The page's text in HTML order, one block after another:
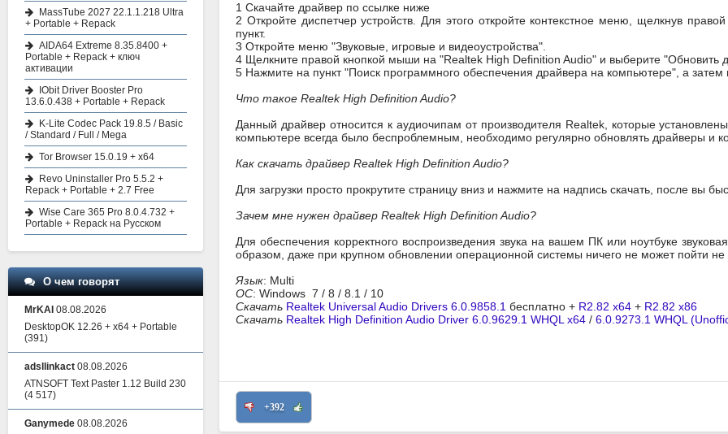
1 Скачайте драйвер по ссылке ниже
2 Откройте диспетчер устройств. Для этого откройте контекстное меню, щелкнув
пункт.
3 Откройте меню "Звуковые, игровые и видеоустройства".
4 Щелкните правой кнопкой мыши на "Realtek High Definition Audio" и выберите "Обновить
5 Нажмите на пункт "Поиск программного обеспечения драйвера на компьютере", а затем
Что такое Realtek High Definition Audio?
Данный драйвер относится к аудиочипам от производителя Realtek, которые
компьютере всегда было беспроблемным, необходимо регулярно обновлять драйверы и
Как скачать драйвер Realtek High Definition Audio?
Для загрузки просто прокрутите страницу вниз и нажмите на надпись скачать, после вы
Зачем мне нужен драйвер Realtek High Definition Audio?
Для обеспечения корректного воспроизведения звука на вашем ПК или ноутбуке
образом, даже при крупном обновлении операционной системы ничего не может пойти не
Язык: Multi
ОС: Windows 7 / 8 / 8.1 / 10
Скачать Realtek Universal Audio Drivers 6.0.9858.1 бесплатно + R2.82 x64 + R2.82 x86
Скачать Realtek High Definition Audio Driver 6.0.9629.1 WHQL x64 / 6.0.9273.1 WHQL
+392
MassTube 2027 22.1.1.218 Ultra
+ Portable + Repack
AIDA64 Extreme 8.35.8400 +
Portable + Repack + ключ
активации
IObit Driver Booster Pro
13.6.0.438 + Portable + Repack
K-Lite Codec Pack 19.8.5 / Basic
/ Standard / Full / Mega
Tor Browser 15.0.19 + x64
Revo Uninstaller Pro 5.5.2 +
Repack + Portable + 2.7 Free
Wise Care 365 Pro 8.0.4.732 +
Portable + Repack на Русском
О чем говорят
MrKAI 08.08.2026
DesktopOK 12.26 + x64 + Portable
(391)
adsllinkact 08.08.2026
ATNSOFT Text Paster 1.12 Build 230
(4 517)
Ganymede 08.08.2026